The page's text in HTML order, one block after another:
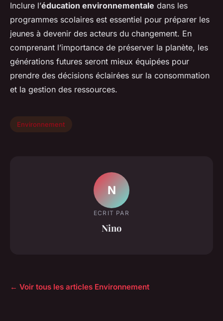
Inclure l’éducation environnementale dans les
programmes scolaires est essentiel pour préparer les
jeunes à devenir des acteurs du changement. En
comprenant l’importance de préserver la planète, les
générations futures seront mieux équipées pour
prendre des décisions éclairées sur la consommation
et la gestion des ressources.
Environnement
N
ECRIT PAR
Nino
← Voir tous les articles Environnement